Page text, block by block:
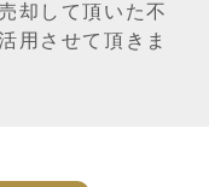
却して頂いた不
用させて頂きま